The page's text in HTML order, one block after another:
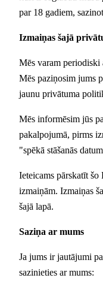
par 18 gadiem,
Izmaiņas šajā
Mēs varam
Mēs paziņosim jums
jaunu privātuma
Mēs informēsim jūs
pakalpojumā, pirms
"spēkā stāšanās
Ieteicams pārskatīt
izmaiņām. Izmaiņas
šajā lapā.
Saziņa ar mums
Ja jums ir jautājumi
sazinieties ar mums: